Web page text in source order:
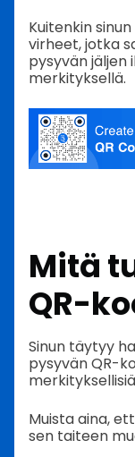
Kuitenkin
virheet, jotka
pysyvän jäljen
merkityksellä.
Mitä
QR-
Sinun täytyy
pysyvän QR-
Muista aina,
sen taiteen